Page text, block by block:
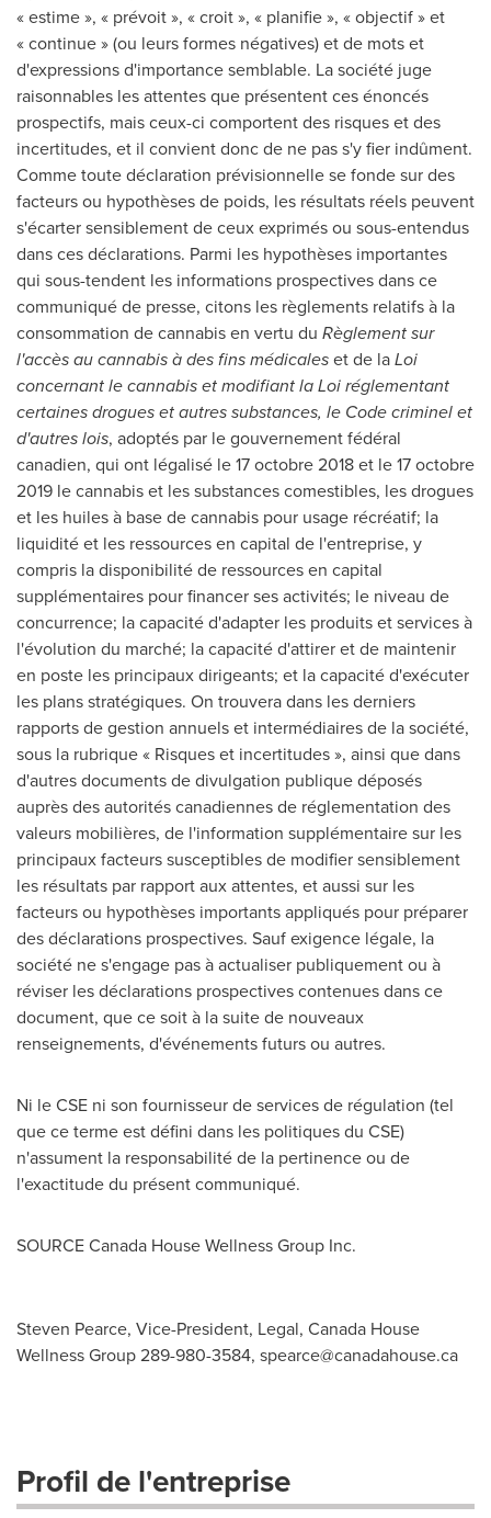
« estime », « prévoit », « croit », « planifie », « objectif » et
« continue » (ou leurs formes négatives) et de mots et
d'expressions d'importance semblable. La société juge
raisonnables les attentes que présentent ces énoncés
prospectifs, mais ceux-ci comportent des risques et des
incertitudes, et il convient donc de ne pas s'y fier indûment.
Comme toute déclaration prévisionnelle se fonde sur des
facteurs ou hypothèses de poids, les résultats réels peuvent
s'écarter sensiblement de ceux exprimés ou sous-entendus
dans ces déclarations. Parmi les hypothèses importantes
qui sous-tendent les informations prospectives dans ce
communiqué de presse, citons les règlements relatifs à la
consommation de cannabis en vertu du Règlement sur
l'accès au cannabis à des fins médicaleset de laLoi
concernant le cannabis et modifiant la Loi réglementant
certaines drogues et autres substances, le Code criminel et
d'autres lois, adoptés par le gouvernement fédéral
canadien, qui ont légalisé le 17 octobre2018 et le 17 octobre
2019 le cannabis et les substances comestibles, les drogues
et les huiles à base de cannabis pour usage récréatif; la
liquidité et les ressources en capital de l'entreprise, y
compris la disponibilité de ressources en capital
supplémentaires pour financer ses activités; le niveau de
concurrence; la capacité d'adapter les produits et services à
l'évolution du marché; la capacité d'attirer et de maintenir
en poste les principaux dirigeants; et la capacité d'exécuter
les plans stratégiques. On trouvera dans les derniers
rapports de gestion annuels et intermédiaires de la société,
sous la rubrique « Risques et incertitudes », ainsi que dans
d'autres documents de divulgation publique déposés
auprès des autorités canadiennes de réglementation des
valeurs mobilières, de l'information supplémentaire sur les
principaux facteurs susceptibles de modifier sensiblement
les résultats par rapport aux attentes, et aussi sur les
facteurs ou hypothèses importants appliqués pour préparer
des déclarations prospectives. Sauf exigence légale, la
société ne s'engage pas à actualiser publiquement ou à
réviser les déclarations prospectives contenues dans ce
document, que ce soit à la suite de nouveaux
renseignements, d'événements futurs ou autres.
Ni le CSE ni son fournisseur de services de régulation (tel
que ce terme est défini dans les politiques du CSE)
n'assument la responsabilité de la pertinence ou de
l'exactitude du présent communiqué.
SOURCE Canada House Wellness Group Inc.
Steven Pearce, Vice-President, Legal, Canada House
Wellness Group 289-980-3584, spearce@canadahouse.ca
Profil de l'entreprise